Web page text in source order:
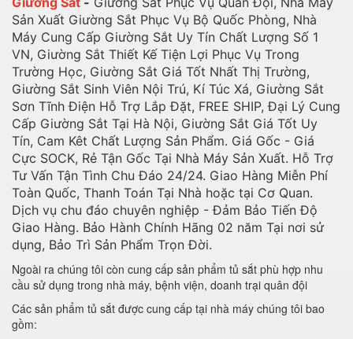
Sản Xuất Giường Sắt Phục Vụ Bộ Quốc Phòng, Nhà
Máy Cung Cấp Giường Sắt Uy Tín Chất Lượng Số 1
VN, Giường Sắt Thiết Kế Tiện Lợi Phục Vụ Trong
Trường Học, Giường Sắt Giá Tốt Nhất Thị Trường,
Giường Sắt Sinh Viên Nội Trú, Kí Túc Xá, Giường Sắt
Sơn Tĩnh Điện Hỗ Trợ Lắp Đặt, FREE SHIP, Đại Lý Cung
Cấp Giường Sắt Tại Hà Nội, Giường Sắt Giá Tốt Uy
Tín, Cam Kêt Chất Lượng Sản Phẩm. Giá Gốc - Giá
Cực SOCK, Rẻ Tận Gốc Tại Nhà Máy Sản Xuất. Hỗ Trợ
Tư Vấn Tận Tình Chu Đáo 24/24. Giao Hàng Miễn Phí
Toàn Quốc, Thanh Toán Tại Nhà hoặc tại Cơ Quan.
Dịch vụ chu đáo chuyên nghiệp - Đảm Bảo Tiến Độ
Giao Hàng. Bảo Hành Chính Hãng 02 năm Tại nơi sử
dụng, Bảo Trì Sản Phẩm Trọn Đời.
Ngoài ra chúng tôi còn cung cấp sản phẩm tủ sắt phù hợp nhu
cầu sử dụng trong nhà máy, bệnh viện, doanh trại quân đội
Các sản phẩm tủ sắt được cung cấp tại nhà máy chúng tôi bao
gồm: